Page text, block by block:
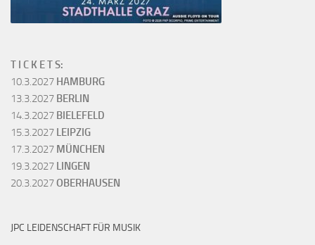
T I C K E T S:
10.3.2027 HAMBURG
13.3.2027 BERLIN
14.3.2027 BIELEFELD
15.3.2027 LEIPZIG
17.3.2027 MÜNCHEN
19.3.2027 LINGEN
20.3.2027OBERHAUSEN
JPC LEIDENSCHAFT FÜR MUSIK